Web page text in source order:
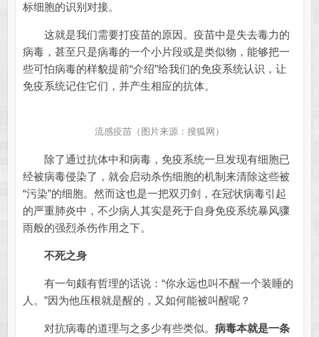
标细胞的识别对接。
这就是我们需要打疫苗的原因。疫苗中是失去毒力的
病毒，甚至只是病毒的一个小片段或是类似物，能够把一
些可怕病毒的样貌提前“介绍”给我们的免疫系统认识，让
免疫系统记住它们，并产生相应的抗体。
流感疫苗（图片来源：搜狐网）
除了通过抗体中和病毒，免疫系统一旦发现有细胞已
经被病毒侵染了，就会启动杀伤细胞的机制来清除这些被
“污染”的细胞。然而这也是一把双刃剑，在冠状病毒引起
的严重肺炎中，不少病人其实是死于自身免疫系统暴风骤
雨般的强烈杀伤作用之下。
不死之身
有一句颇有哲理的话说：“你永远也叫不醒一个装睡的
人。”因为他压根就是醒的，又如何能被叫醒呢？
对抗病毒的道理与之多少有些类似。 病毒本就是一条